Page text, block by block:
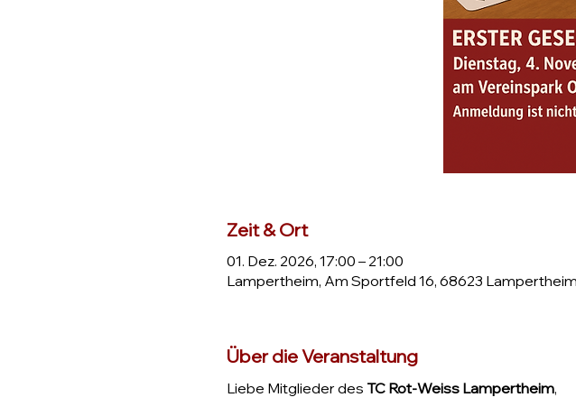
Zeit & Ort
01. Dez. 2026, 17:00 – 21:00
Lampertheim, Am Sportfeld 16, 68623
Über die Veranstaltung
Liebe Mitglieder des TC Rot-Weiss Lampertheim,